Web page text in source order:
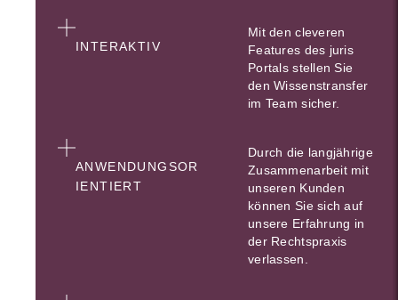
INTERAKTIV
Mit den cleveren
Features des juris
Portals stellen Sie
den Wissenstransfer
im Team sicher.
ANWENDUNGSOR
IENTIERT
Durch die langjährige
Zusammenarbeit mit
unseren Kunden
können Sie sich auf
unsere Erfahrung in
der Rechtspraxis
verlassen.